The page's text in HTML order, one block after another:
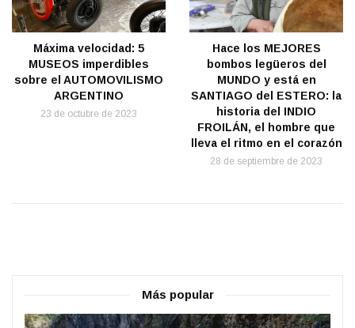
Máxima velocidad: 5
MUSEOS imperdibles
sobre el AUTOMOVILISMO
ARGENTINO
23 de octubre de 2023
Hace los MEJORES
bombos legüeros del
MUNDO y está en
SANTIAGO del ESTERO: la
historia del INDIO
FROILÁN, el hombre que
lleva el ritmo en el corazón
28 de septiembre de 2023
Más popular